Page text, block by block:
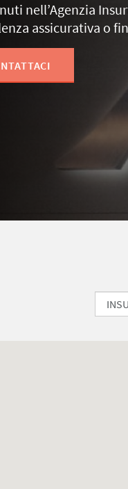
nell’Agenzia
assicurativa o